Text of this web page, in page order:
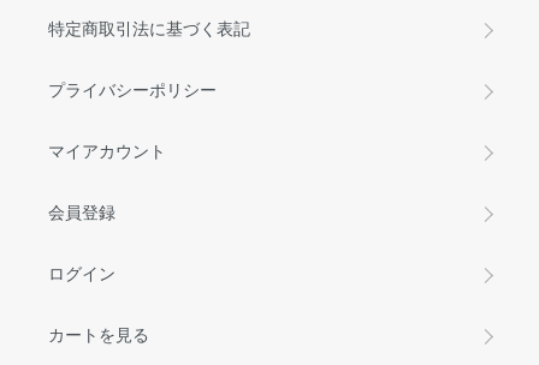
特定商取引法に基づく表記
プライバシーポリシー
マイアカウント
会員登録
ログイン
カートを見る